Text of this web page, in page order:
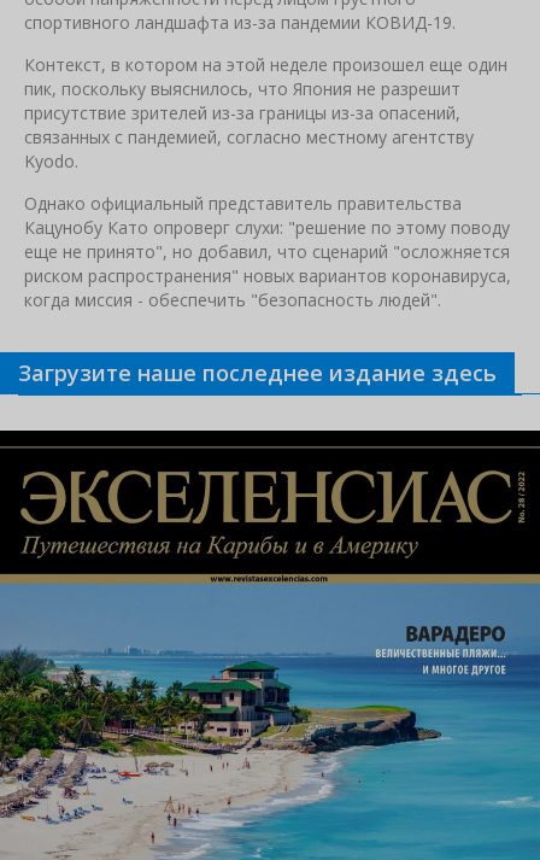
спортивного ландшафта из-за пандемии КОВИД-19.
Контекст, в котором на этой неделе произошел еще один
пик, поскольку выяснилось, что Япония не разрешит
присутствие зрителей из-за границы из-за опасений,
связанных с пандемией, согласно местному агентству
Kyodo.
Однако официальный представитель правительства
Кацунобу Като опроверг слухи: "решение по этому поводу
еще не принято", но добавил, что сценарий "осложняется
риском распространения" новых вариантов коронавируса,
когда миссия - обеспечить "безопасность людей".
Связанные новости
Загрузите наше последнее издание здесь